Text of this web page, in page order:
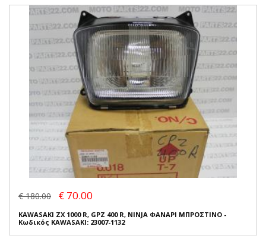
€ 180.00 € 70.00
KAWASAKI ZX 1000 R, GPZ 400 R, NINJA ΦΑΝΑΡΙ ΜΠΡΟΣΤΙΝΟ -
Κωδικός KAWASAKI: 23007-1132